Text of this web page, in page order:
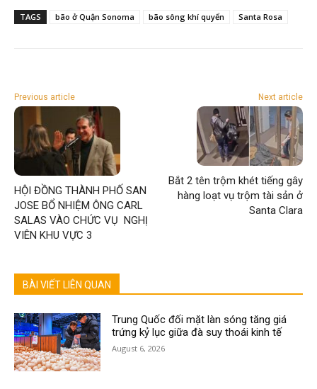
TAGS bão ở Quận Sonoma bão sông khí quyển Santa Rosa
Previous article
HỘI ĐỒNG THÀNH PHỐ SAN
JOSE BỔ NHIỆM ÔNG CARL
SALAS VÀO CHỨC VỤ NGHỊ
VIÊN KHU VỰC 3
Next article
Bắt 2 tên trộm khét tiếng gây
hàng loạt vụ trộm tài sản ở
Santa Clara
BÀI VIẾT LIÊN QUAN
Trung Quốc đối mặt làn sóng tăng giá
trứng kỷ lục giữa đà suy thoái kinh tế
August 6, 2026